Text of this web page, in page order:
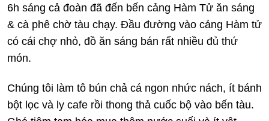
6h sáng cả đoàn đã đến bến cảng Hàm Tử ăn sáng
& cà phê chờ tàu chạy. Đầu đường vào cảng Hàm tử
có cái chợ nhỏ, đồ ăn sáng bán rất nhiều đủ thứ
món.
Chúng tôi làm tô bún chả cá ngon nhức nách, ít bánh
bột lọc và ly cafe rồi thong thả cuốc bộ vào bến tàu.